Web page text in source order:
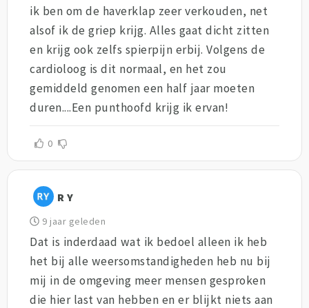
ik ben om de haverklap zeer verkouden, net
alsof ik de griep krijg. Alles gaat dicht zitten
en krijg ook zelfs spierpijn erbij. Volgens de
cardioloog is dit normaal, en het zou
gemiddeld genomen een half jaar moeten
duren....Een punthoofd krijg ik ervan!
0
R Y
9 jaar geleden
Dat is inderdaad wat ik bedoel alleen ik heb
het bij alle weersomstandigheden heb nu bij
mij in de omgeving meer mensen gesproken
die hier last van hebben en er blijkt niets aan